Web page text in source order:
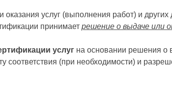
оказания услуг (выполнения работ) и
принимает решение о выдаче или
услуг на основании решения о
соответствия (при необходимости) и